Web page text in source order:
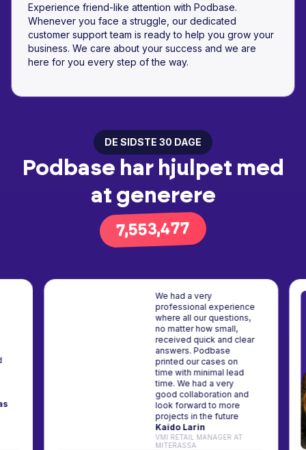
Experience friend-like attention with Podbase.
Whenever you face a struggle, our dedicated
customer support team is ready to help you grow your
business. We care about your success and we are
here for you every step of the way.
DE SIDSTE 30 DAGE
Podbase har hjulpet med
at generere
9,787,883
and
We had a very
professional experience
where all our questions,
no matter how small,
received quick and clear
answers. Podbase
printed our cases on
time with minimal lead
time. We had a very
good collaboration and
look forward to more
projects in the future
Kaido Larin
VMI RETAIL MANAGER AT
MITERASSA